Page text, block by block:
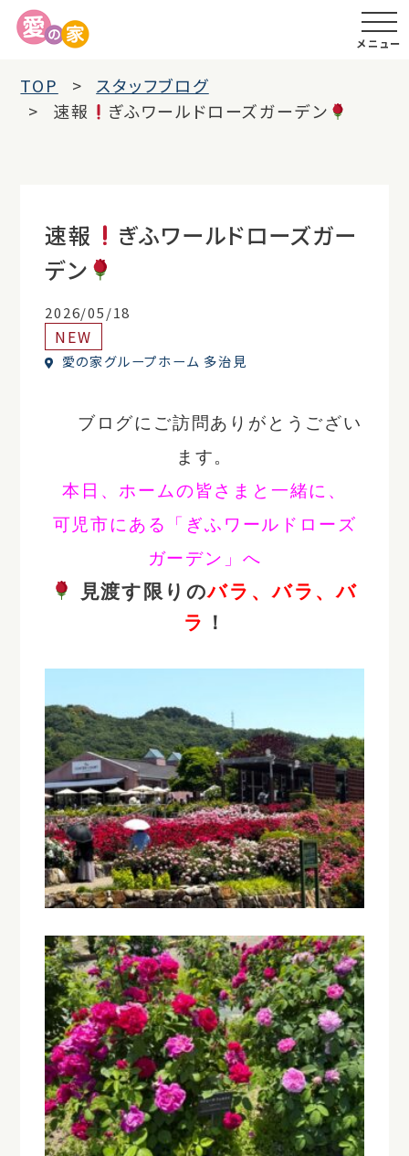
メニュー
TOP
スタッフブログ
速報
ぎふワールドローズガーデン
速報
ぎふワールドローズガー
デン
2026/05/18
NEW
愛の家グループホーム 多治見
ブログにご訪問ありがとうござい
ます。
本日、ホームの皆さまと一緒に、
可児市にある「ぎふワールドローズ
ガーデン」へ
見渡す限りのバラ、バラ、バ
ラ
！